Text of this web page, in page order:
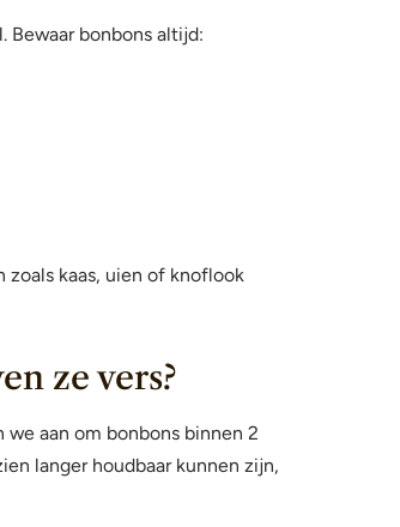
Bewaar bonbons altijd:
kaas, uien of knoflook
ze vers?
aan om bonbons binnen 2
langer houdbaar kunnen zijn,